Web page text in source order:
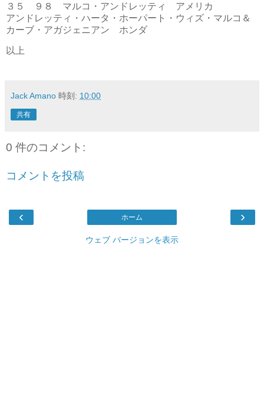
３５ ９８ マルコ・アンドレッティ アメリカ
アンドレッティ・ハータ・ホーパート・ウィズ・マルコ＆
カーブ・アガジェニアン ホンダ
以上
Jack Amano 時刻: 10:00
共有
0 件のコメント:
コメントを投稿
‹ ›
ホーム
ウェブ バージョンを表示